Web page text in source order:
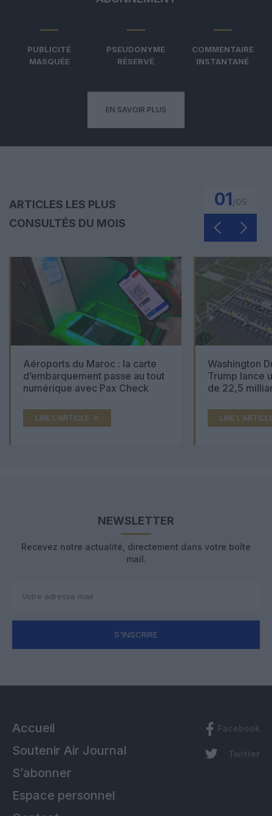
PUBLICITÉ
MASQUÉE
PSEUDONYME
RÉSERVÉ
COMMENTAIRE
INSTANTANÉ
EN SAVOIR PLUS
ARTICLES LES PLUS
CONSULTÉS DU MOIS
01
Aéroports du Maroc : la carte
d’embarquement passe au tout
numérique avec Pax Check
LIRE L'ARTICLE
Washington
Trump lance
de 22,5
LIRE
NEWSLETTER
Recevez notre actualité, directement dans votre boîte
mail.
S'INSCRIRE
Accueil
Soutenir Air Journal
S’abonner
Espace personnel